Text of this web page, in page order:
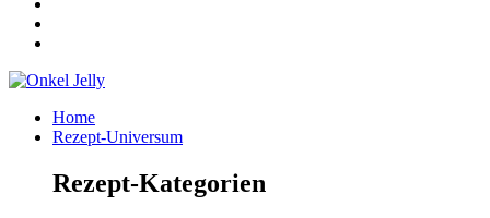
Home
Rezept-Universum
Rezept-Kategorien